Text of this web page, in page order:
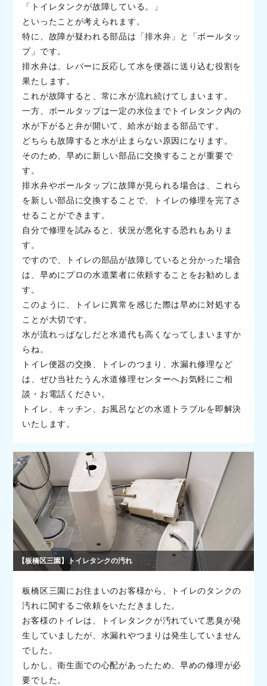
「トイレタンクが故障している。」
といったことが考えられます。
特に、故障が疑われる部品は「排水弁」と「ボールタッ
プ」です。
排水弁は、レバーに反応して水を便器に送り込む役割を
果たします。
これが故障すると、常に水が流れ続けてしまいます。
一方、ボールタップは一定の水位までトイレタンク内の
水が下がると弁が開いて、給水が始まる部品です。
どちらも故障すると水が止まらない原因になります。
そのため、早めに新しい部品に交換することが重要で
す。
排水弁やボールタップに故障が見られる場合は、これら
を新しい部品に交換することで、トイレの修理を完了さ
せることができます。
自分で修理を試みると、状況が悪化する恐れもありま
す。
ですので、トイレの部品が故障していると分かった場合
は、早めにプロの水道業者に依頼することをお勧めしま
す。
このように、トイレに異常を感じた際は早めに対処する
ことが大切です。
水が流れっぱなしだと水道代も高くなってしまいますか
らね。
トイレ便器の交換、トイレのつまり、水漏れ修理など
は、ぜひ当社たうん水道修理センターへお気軽にご相
談・お電話ください。
トイレ、キッチン、お風呂などの水道トラブルを即解決
いたします。
【板橋区三園】トイレタンクの汚れ
板橋区三園にお住まいのお客様から、トイレのタンクの
汚れに関するご依頼をいただきました。
お客様のトイレは、トイレタンクが汚れていて悪臭が発
生していましたが、水漏れやつまりは発生していません
でした。
しかし、衛生面での心配があったため、早めの修理が必
要でした。